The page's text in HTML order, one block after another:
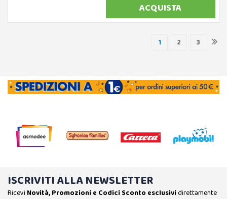
ACQUISTA
1 2 3
ISCRIVITI ALLA NEWSLETTER
Ricevi Novità, Promozioni e Codici Sconto esclusividirettamente